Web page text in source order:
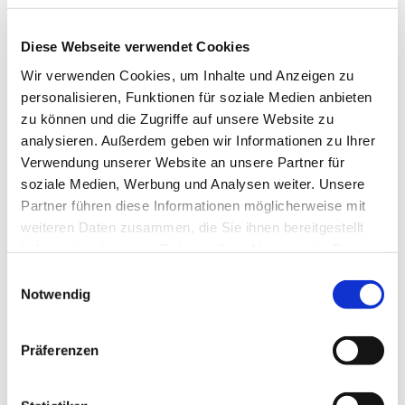
Diese Webseite verwendet Cookies
Wir verwenden Cookies, um Inhalte und Anzeigen zu
personalisieren, Funktionen für soziale Medien anbieten
zu können und die Zugriffe auf unsere Website zu
analysieren. Außerdem geben wir Informationen zu Ihrer
Verwendung unserer Website an unsere Partner für
soziale Medien, Werbung und Analysen weiter. Unsere
Partner führen diese Informationen möglicherweise mit
weiteren Daten zusammen, die Sie ihnen bereitgestellt
Notwendig
Präferenzen
Liebe zu vertrauen, die
diesem Heiligen Jahr soll
diese Hoffnung spürbar
werden durch Gemeinschaft, Versöhnung und den
Einsatz für die Würde aller Menschen.
Die Ökumenische
Pilgerinitiative
Vorpommern verbindet
Glaubende
Konfessionen und lädt
zu gehen. Dabei wird der